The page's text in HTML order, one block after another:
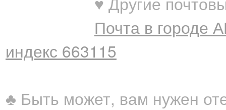
Почта в городе
индекс 663115
♣ Быть может, вам нужен